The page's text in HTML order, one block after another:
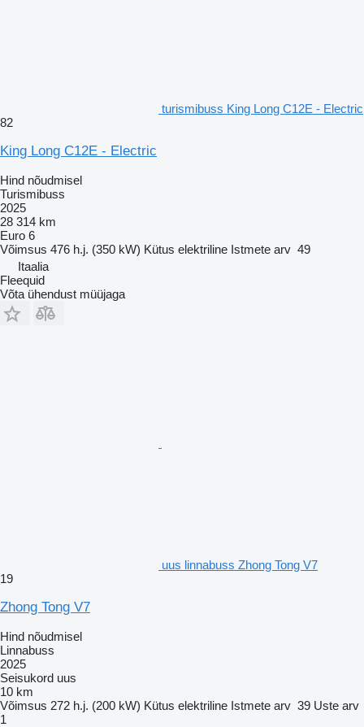
turismibuss King Long C12E - Electric
82
King Long C12E - Electric
Hind nõudmisel
Turismibuss
2025
28 314 km
Euro 6
Võimsus 476 h.j. (350 kW) Kütus elektriline Istmete arv 49
Itaalia
Fleequid
Võta ühendust müüjaga
uus linnabuss Zhong Tong V7
19
Zhong Tong V7
Hind nõudmisel
Linnabuss
2025
Seisukord uus
10 km
Võimsus 272 h.j. (200 kW) Kütus elektriline Istmete arv 39 Uste arv
1